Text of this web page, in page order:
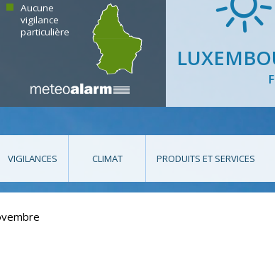
Aucune
vigilance
particulière
VIGILANCES CLIMAT PRODUITS ET SERVICES